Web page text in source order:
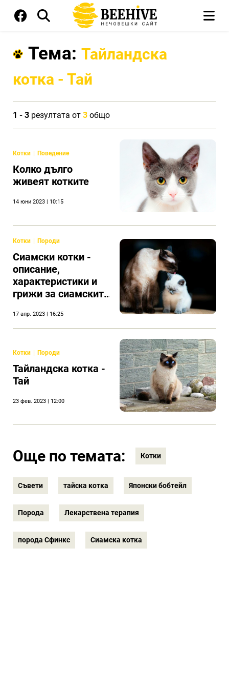
Тема: Тайландска
котка - Тай
1 - 3 резултата от 3 общо
Котки Поведение
Колко дълго
живеят котките
14 юни 2023 | 10:15
Котки Породи
Сиамски котки -
описание,
характеристики и
грижи за сиамските
17 апр. 2023 | 16:25
Котки Породи
Тайландска котка -
Тай
23 фев. 2023 | 12:00
Още по темата: Котки
Съвети тайска котка Японски бобтейл
Порода Лекарствена терапия
порода Сфинкс Сиамска котка